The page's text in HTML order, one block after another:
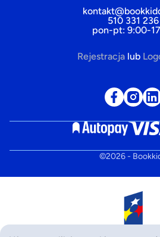
510 331 236
pon-pt: 9:00-
Rejestracja lub
©2026-